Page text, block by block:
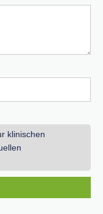
klinischen